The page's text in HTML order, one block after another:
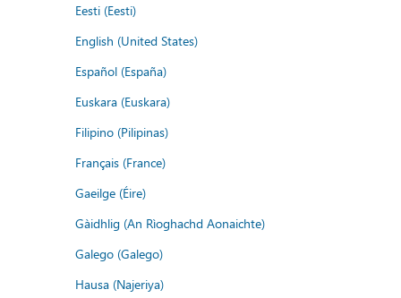
Eesti (Eesti)
English (United States)
Español (España)
Euskara (Euskara)
Filipino (Pilipinas)
Français (France)
Gaeilge (Éire)
Gàidhlig (An Rìoghachd Aonaichte)
Galego (Galego)
Hausa (Najeriya)